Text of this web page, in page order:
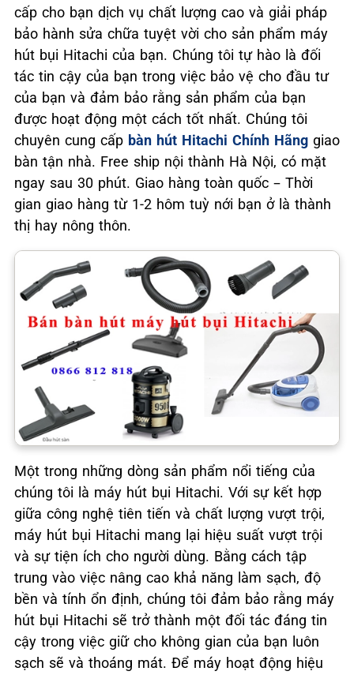
cấp cho bạn dịch vụ chất lượng cao và giải pháp
bảo hành sửa chữa tuyệt vời cho sản phẩm máy
hút bụi Hitachi của bạn. Chúng tôi tự hào là đối
tác tin cậy của bạn trong việc bảo vệ cho đầu tư
của bạn và đảm bảo rằng sản phẩm của bạn
được hoạt động một cách tốt nhất. Chúng tôi
chuyên cung cấp bàn hút Hitachi Chính Hãng giao
bàn tận nhà. Free ship nội thành Hà Nội, có mặt
ngay sau 30 phút. Giao hàng toàn quốc – Thời
gian giao hàng từ 1-2 hôm tuỳ nới bạn ở là thành
thị hay nông thôn.
Một trong những dòng sản phẩm nổi tiếng của
chúng tôi là máy hút bụi Hitachi. Với sự kết hợp
giữa công nghệ tiên tiến và chất lượng vượt trội,
máy hút bụi Hitachi mang lại hiệu suất vượt trội
và sự tiện ích cho người dùng. Bằng cách tập
trung vào việc nâng cao khả năng làm sạch, độ
bền và tính ổn định, chúng tôi đảm bảo rằng máy
hút bụi Hitachi sẽ trở thành một đối tác đáng tin
cậy trong việc giữ cho không gian của bạn luôn
sạch sẽ và thoáng mát. Để máy hoạt động hiệu